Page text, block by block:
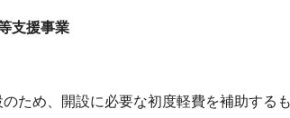
支援事業
ため、開設に必要な初度軽費を補助するも